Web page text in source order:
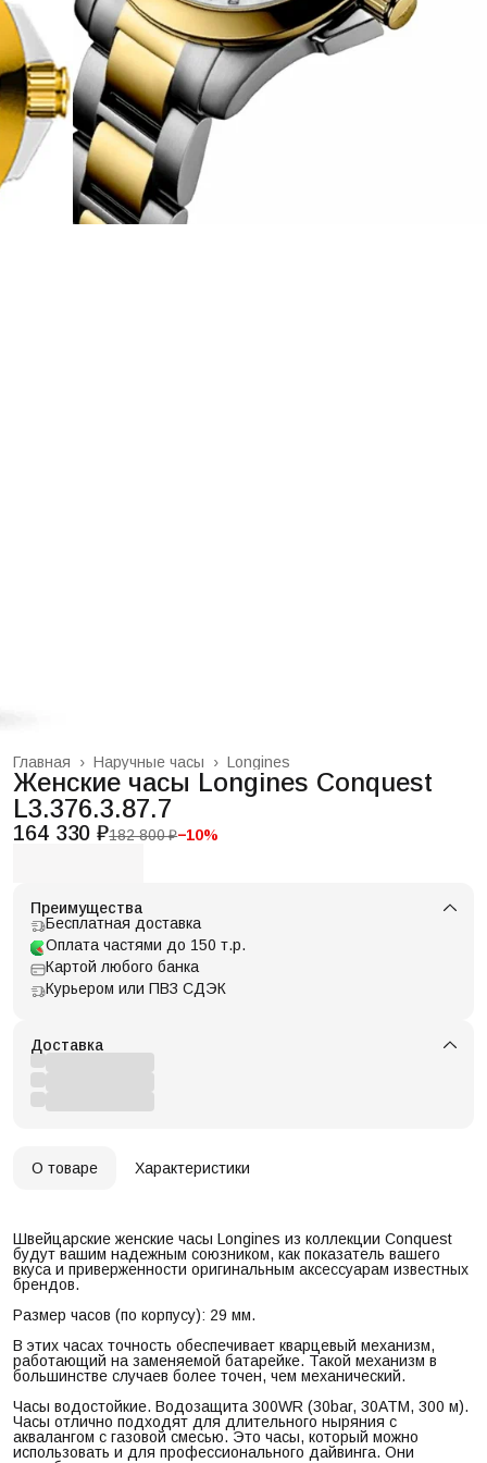
Longines
Наручные часы ›
Главная ›
Женские часы Longines Conquest
L3.376.3.87.7
164 330 ₽182 800 ₽−10%
Преимущества
Бесплатная доставка
Оплата частями до 150 т.р.
Картой любого банка
Курьером или ПВЗ СДЭК
Доставка
О товаре Характеристики
Швейцарские женские часы Longines из коллекции Conquest
будут вашим надежным союзником, как показатель вашего
вкуса и приверженности оригинальным аксессуарам известных
брендов.
Размер часов (по корпусу): 29 мм.
В этих часах точность обеспечивает кварцевый механизм,
работающий на заменяемой батарейке. Такой механизм в
большинстве случаев более точен, чем механический.
Часы водостойкие. Водозащита 300WR (30bar, 30ATM, 300 м).
Часы отлично подходят для длительного ныряния с
аквалангом с газовой смесью. Это часы, который можно
использовать и для профессионального дайвинга. Они